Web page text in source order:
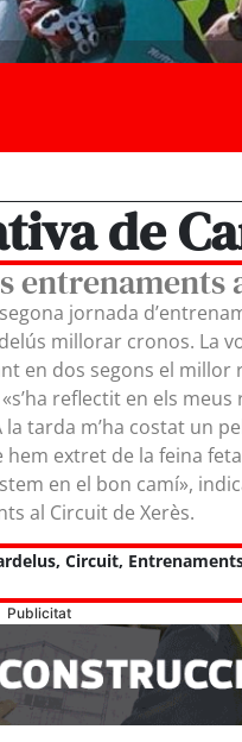
de
entrenaments
jornada
millorar cronos. La
en dos segons el
reflectit en els
tarda m’ha costat un
extret de la feina
en el bon camí»,
al Circuit de Xerès.
, Circuit,
Publicitat